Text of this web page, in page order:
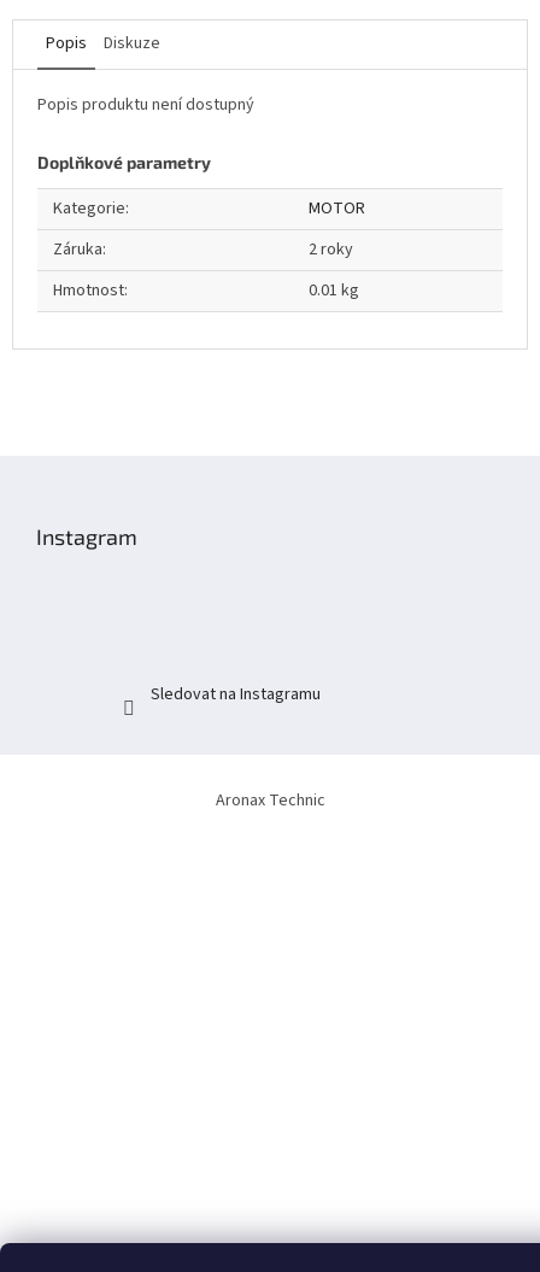
Popis Diskuze
Popis produktu není dostupný
Doplňkové parametry
Kategorie:
MOTOR
Záruka:
2 roky
Hmotnost: 0.01 kg
Instagram
Sledovat na Instagramu
Aronax Technic